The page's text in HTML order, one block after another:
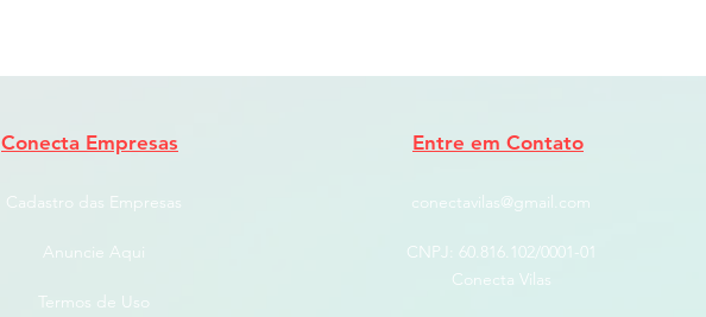
Conecta Empresas
Cadastro das Empresas
Anuncie Aqui
Termos de Uso
Entre em Contato
conectavilas@gmail.com
CNPJ: ​60.816.102/0001-01
Conecta Vilas